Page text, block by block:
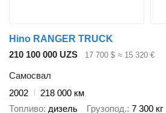
Hino RANGER TRUCK
210 100 000 UZS
17 700 $ ≈ 15 320 €
Самосвал
2002
218 000 км
Топливо дизель Грузопод. 7 300 кг